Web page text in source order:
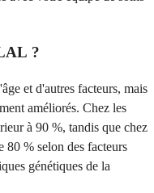
?
et d'autres facteurs, mais
améliorés. Chez les
à 90 %, tandis que chez
80 % selon des facteurs
génétiques de la